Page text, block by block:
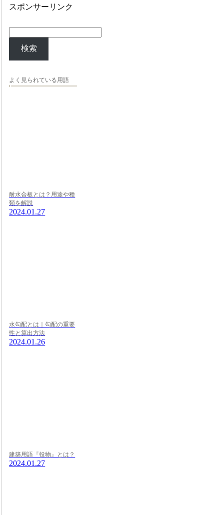
スポンサーリンク
検索
よく見られている用語
耐水合板とは？用途や種
類を解説
2024.01.27
水勾配とは｜勾配の重要
性と算出方法
2024.01.26
建築用語『役物』とは？
2024.01.27